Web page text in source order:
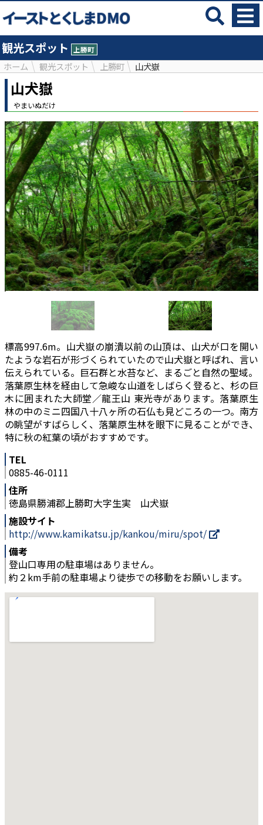
観光スポット 上勝町
ホーム 観光スポット 上勝町 山犬嶽
山犬嶽
やまいぬだけ
標高997.6m。山犬嶽の崩潰以前の山頂は、山犬が口を開い
たような岩石が形づくられていたので山犬嶽と呼ばれ、言い
伝えられている。巨石群と水苔など、まるごと自然の聖域。
落葉原生林を経由して急峻な山道をしばらく登ると、杉の巨
木に囲まれた大師堂／龍王山 東光寺があります。落葉原生
林の中のミニ四国八十八ヶ所の石仏も見どころの一つ。南方
の眺望がすばらしく、落葉原生林を眼下に見ることができ、
特に秋の紅葉の頃がおすすめです。
TEL
0885-46-0111
住所
徳島県勝浦郡上勝町大字生実 山犬嶽
施設サイト
http://www.kamikatsu.jp/kankou/miru/spot/
備考
登山口専用の駐車場はありません。
約２km手前の駐車場より徒歩での移動をお願いします。